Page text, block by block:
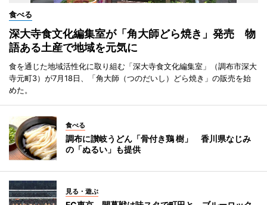
食べる
深大寺食文化編集室が「角大師どら焼き」発売 物
語ある土産で地域を元気に
食を通じた地域活性化に取り組む「深大寺食文化編集室」（調布市深大
寺元町3）が7月18日、「角大師（つのだいし）どら焼き」の販売を始
めた。
食べる
調布に讃岐うどん「骨付き鶏 樹」 香川県なじみ
の「ぬるい」も提供
見る・遊ぶ